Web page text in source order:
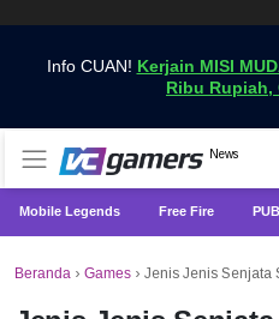
Info CUAN! Kerjain MISI
Ribu Rupiah,
News
Dapatkan
Mobile Legends Free Fire
Beranda › Games › Jenis Jenis Senjata